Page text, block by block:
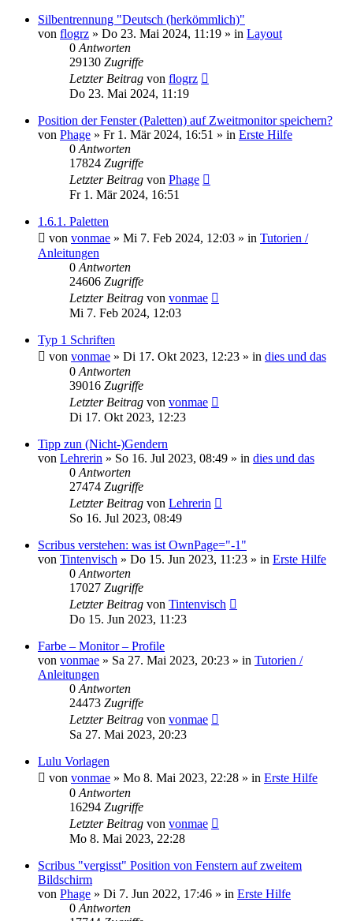
Silbentrennung "Deutsch (herkömmlich)"
von flogrz » Do 23. Mai 2024, 11:19 » in Layout
0 Antworten
29130 Zugriffe
Letzter Beitrag von flogrz
Do 23. Mai 2024, 11:19
Position der Fenster (Paletten) auf Zweitmonitor speichern?
von Phage » Fr 1. Mär 2024, 16:51 » in Erste Hilfe
0 Antworten
17824 Zugriffe
Letzter Beitrag von Phage
Fr 1. Mär 2024, 16:51
1.6.1. Paletten
von vonmae » Mi 7. Feb 2024, 12:03 » in Tutorien /
Anleitungen
0 Antworten
24606 Zugriffe
Letzter Beitrag von vonmae
Mi 7. Feb 2024, 12:03
Typ 1 Schriften
von vonmae » Di 17. Okt 2023, 12:23 » in dies und das
0 Antworten
39016 Zugriffe
Letzter Beitrag von vonmae
Di 17. Okt 2023, 12:23
Tipp zun (Nicht-)Gendern
von Lehrerin » So 16. Jul 2023, 08:49 » in dies und das
0 Antworten
27474 Zugriffe
Letzter Beitrag von Lehrerin
So 16. Jul 2023, 08:49
Scribus verstehen: was ist OwnPage="-1"
von Tintenvisch » Do 15. Jun 2023, 11:23 » in Erste Hilfe
0 Antworten
17027 Zugriffe
Letzter Beitrag von Tintenvisch
Do 15. Jun 2023, 11:23
Farbe – Monitor – Profile
von vonmae » Sa 27. Mai 2023, 20:23 » in Tutorien /
Anleitungen
0 Antworten
24473 Zugriffe
Letzter Beitrag von vonmae
Sa 27. Mai 2023, 20:23
Lulu Vorlagen
von vonmae » Mo 8. Mai 2023, 22:28 » in Erste Hilfe
0 Antworten
16294 Zugriffe
Letzter Beitrag von vonmae
Mo 8. Mai 2023, 22:28
Scribus "vergisst" Position von Fenstern auf zweitem
Bildschirm
von Phage » Di 7. Jun 2022, 17:46 » in Erste Hilfe
0 Antworten